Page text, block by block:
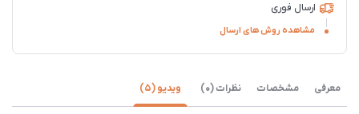
ارسال فوری
مشاهده روش های ارسال
معرفی مشخصات نظرات (0) ویدیو (5)